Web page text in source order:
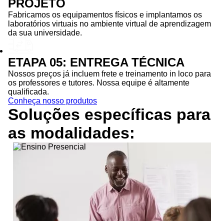
PROJETO
Fabricamos os equipamentos físicos e implantamos os
laboratórios virtuais no ambiente virtual de aprendizagem
da sua universidade.
ETAPA 05: ENTREGA TÉCNICA
Nossos preços já incluem frete e treinamento in loco para
os professores e tutores. Nossa equipe é altamente
qualificada.
Conheça nosso produtos
Soluções específicas para
as modalidades: